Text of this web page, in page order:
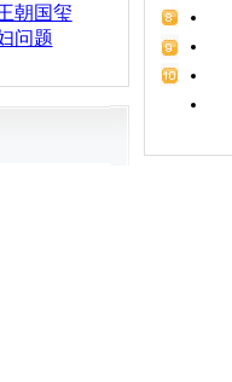
朝国玺
问题